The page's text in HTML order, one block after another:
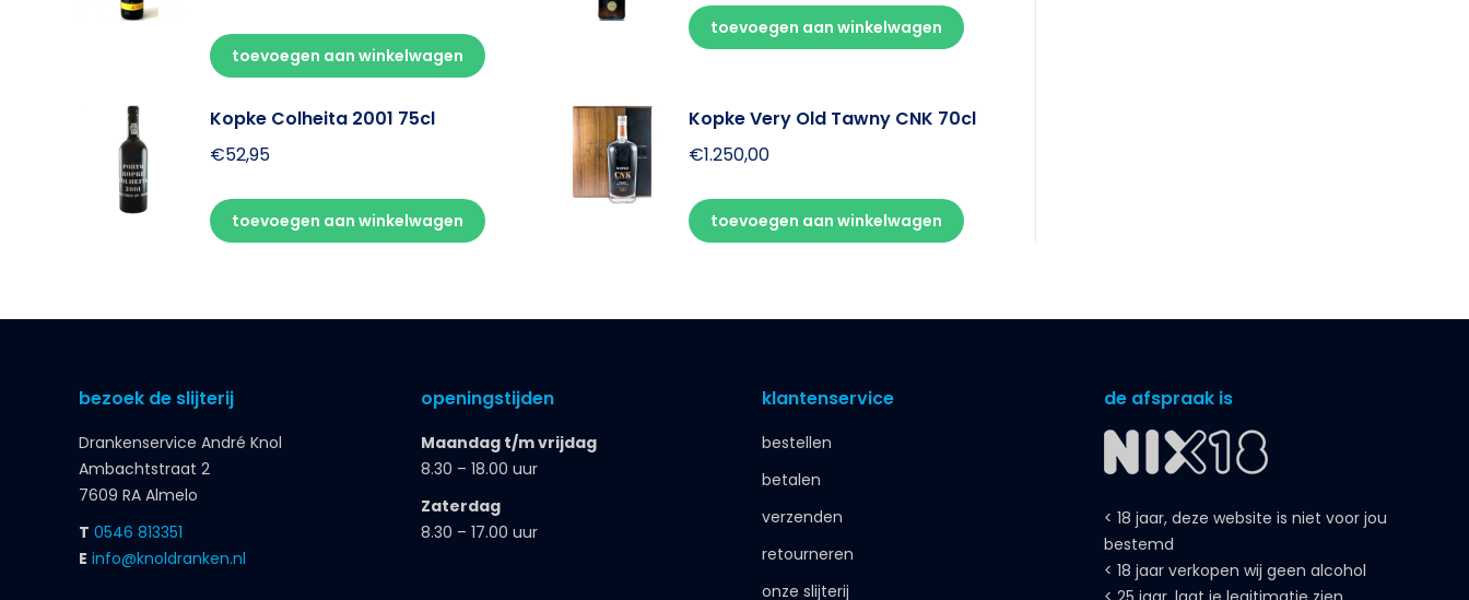
toevoegen aan winkelwagen
toevoegen aan winkelwagen
Kopke Colheita 2001 75cl
€52,95
toevoegen aan winkelwagen
Kopke Very Old Tawny CNK 70cl
€1.250,00
toevoegen aan winkelwagen
bezoek de slijterij
Drankenservice André Knol
Ambachtstraat 2
7609 RA Almelo
T 0546 813351
E info@knoldranken.nl
openingstijden
Maandag t/m vrijdag
8.30 – 18.00 uur
Zaterdag
8.30 – 17.00 uur
klantenservice
bestellen
betalen
verzenden
retourneren
onze slijterij
de afspraak is
< 18 jaar, deze website is niet voor jou
bestemd
< 18 jaar verkopen wij geen alcohol